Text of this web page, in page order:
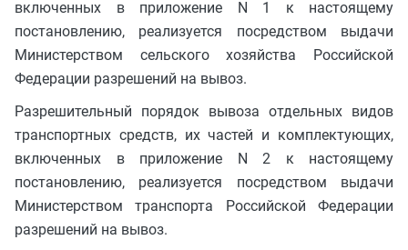
включенных в приложение N 1 к настоящему
постановлению, реализуется посредством выдачи
Министерством сельского хозяйства Российской
Федерации разрешений на вывоз.
Разрешительный порядок вывоза отдельных видов
транспортных средств, их частей и комплектующих,
включенных в приложение N 2 к настоящему
постановлению, реализуется посредством выдачи
Министерством транспорта Российской Федерации
разрешений на вывоз.